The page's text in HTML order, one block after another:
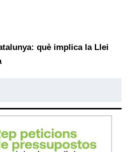
què implica la Llei